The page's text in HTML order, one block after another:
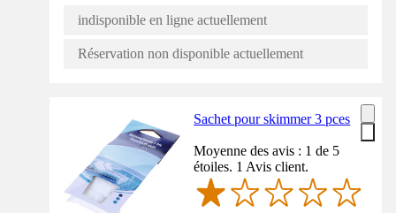
indisponible en ligne actuellement
Réservation non disponible actuellement
Sachet pour skimmer 3 pces
Moyenne des avis : 1 de 5
étoiles. 1 Avis client.